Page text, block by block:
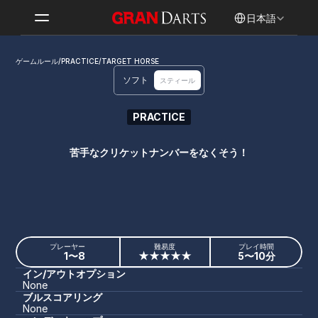
日本語
ゲームルール/PRACTICE/TARGET HORSE
ソフト スティール
PRACTICE
苦手なクリケットナンバーをなくそう！
プレーヤー
1〜8
難易度
★★★★★
プレイ時間
5〜10分
イン/アウトオプション
None
ブルスコアリング
None